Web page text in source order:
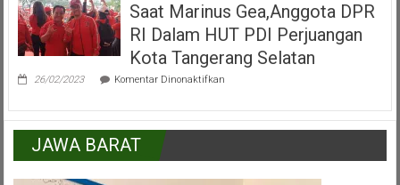
Kecamatan
Pamulang
Peran
Lapisan
Masyarakat
Saat Marinus Gea,Anggota DPR
RI Dalam HUT PDI Perjuangan
Kota Tangerang Selatan
26/02/2023 Komentar Dinonaktifkanpada
Gea,Anggota
DPR
Dalam
JAWA BARAT